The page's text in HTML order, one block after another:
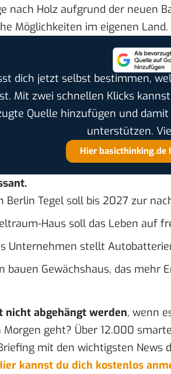
nach Holz aufgrund der neuen
Möglichkeiten im eigenen Land.
dich jetzt selbst bestimmen,
Mit zwei schnellen Klicks
Quelle hinzufügen und
unterstützen.
Hier basicthinking.de
Berlin Tegel soll bis 2027 zur
Haus soll das Leben auf
Unternehmen stellt
bauen Gewächshaus, das mehr
nicht abgehängt werden, wenn
geht? Über 12.000
mit den wichtigsten News
kannst du dich kostenlos